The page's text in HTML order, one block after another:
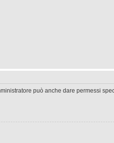
può anche dare permessi